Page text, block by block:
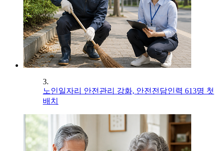
3.
노인일자리 안전관리 강화, 안전전담인력 613명 첫
배치